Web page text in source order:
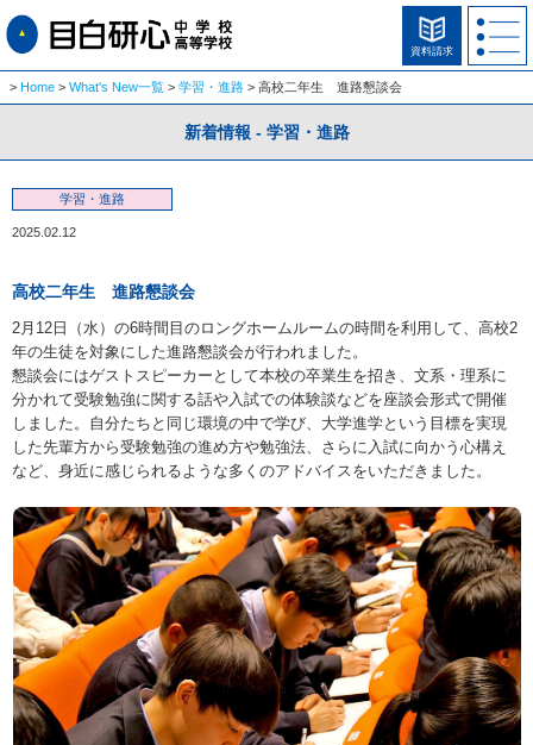
資料請求
Home What's New一覧 学習・進路 高校二年生　進路懇談会
新着情報 - 学習・進路
学習・進路
2025.02.12
高校二年生 進路懇談会
2月12日（水）の6時間目のロングホームルームの時間を利用して、高校2
年の生徒を対象にした進路懇談会が行われました。
懇談会にはゲストスピーカーとして本校の卒業生を招き、文系・理系に
分かれて受験勉強に関する話や入試での体験談などを座談会形式で開催
しました。自分たちと同じ環境の中で学び、大学進学という目標を実現
した先輩方から受験勉強の進め方や勉強法、さらに入試に向かう心構え
など、身近に感じられるような多くのアドバイスをいただきました。